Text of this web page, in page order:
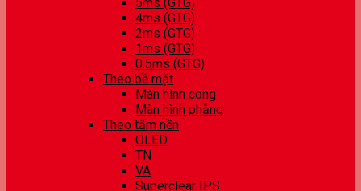
4ms (GTG)
2ms (GTG)
1ms (GTG)
0.5ms (GTG)
Theo bề mặt
Màn hình cong
Màn hình phẳng
Theo tấm nền
OLED
TN
VA
Superclear IPS